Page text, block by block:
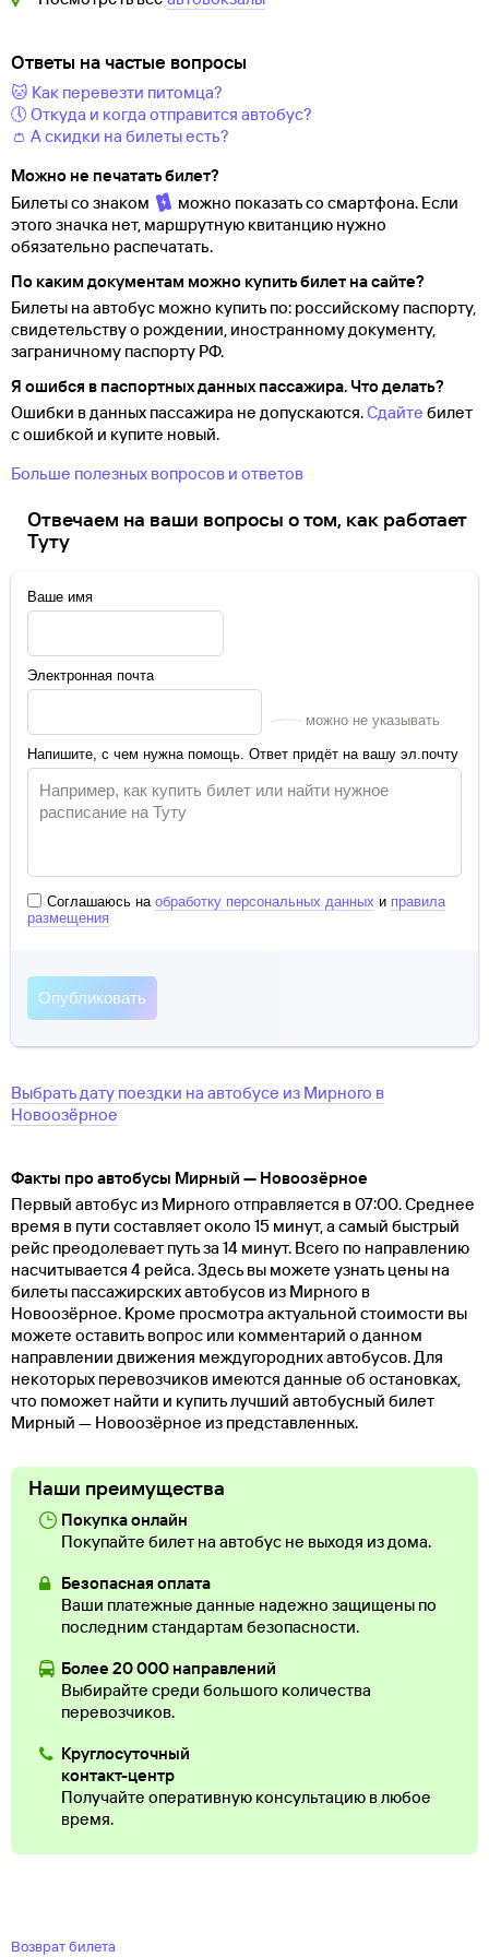
Ответы на частые вопросы
🐱 Как перевезти питомца?
🕔 Откуда и когда отправится автобус?
👛 А скидки на билеты есть?
Можно не печатать билет?
Билеты со знаком
можно показать со смартфона. Если
этого значка нет, маршрутную квитанцию нужно
обязательно распечатать.
По каким документам можно купить билет на сайте?
Билеты на автобус можно купить по: российскому паспорту,
свидетельству о рождении, иностранному документу,
заграничному паспорту РФ.
Я ошибся в паспортных данных пассажира. Что делать?
Ошибки в данных пассажира не допускаются.Сдайте билет
с ошибкой и купите новый.
Больше полезных вопросов и ответов
Отвечаем на ваши вопросы о том, как работает
Туту
Ваше имя
Электронная почта
можно не указывать
Напишите, с чем нужна помощь. Ответ придёт на вашу эл.почту
Соглашаюсь на обработку персональных данных и правила
размещения
Выбрать дату поездки на автобусе из Мирного в
Новоозёрное
Факты про автобусы Мирный — Новоозёрное
Первый автобус из Мирного отправляется в 07:00. Среднее
время в пути составляет около 15 минут, а самый быстрый
рейс преодолевает путь за 14 минут. Всего по направлению
насчитывается 4 рейса. Здесь вы можете узнать цены на
билеты пассажирских автобусов из Мирного в
Новоозёрное. Кроме просмотра актуальной стоимости вы
можете оставить вопрос или комментарий о данном
направлении движения междугородних автобусов. Для
некоторых перевозчиков имеются данные об остановках,
что поможет найти и купить лучший автобусный билет
Мирный — Новоозёрное из представленных.
Наши преимущества
Покупка онлайн
Покупайте билет на автобус не выходя из дома.
Безопасная оплата
Ваши платежные данные надежно защищены по
последним стандартам безопасности.
Более 20 000 направлений
Выбирайте среди большого количества
перевозчиков.
Круглосуточный
контакт-центр
Получайте оперативную консультацию в любое
время.
Возврат билета